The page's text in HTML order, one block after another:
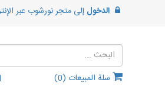
الدخول إلى متجر نورشوب عبر
سلة المبيعات (0
)